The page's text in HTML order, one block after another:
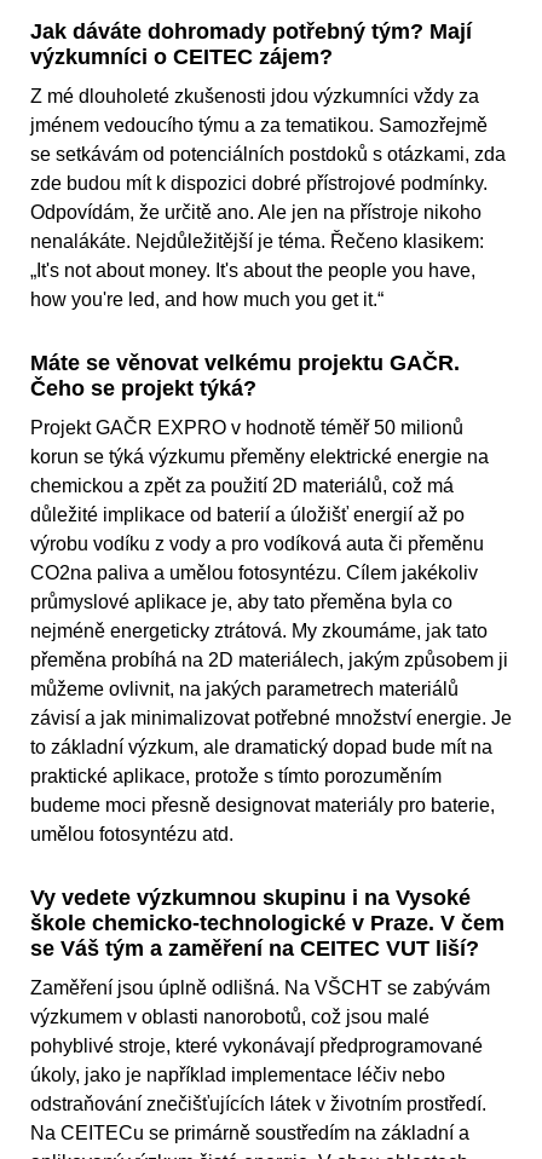
Jak dáváte dohromady potřebný tým? Mají
výzkumníci o CEITEC zájem?
Z mé dlouholeté zkušenosti jdou výzkumníci vždy za
jménem vedoucího týmu a za tematikou. Samozřejmě
se setkávám od potenciálních postdoků s otázkami, zda
zde budou mít k dispozici dobré přístrojové podmínky.
Odpovídám, že určitě ano. Ale jen na přístroje nikoho
nenalákáte. Nejdůležitější je téma. Řečeno klasikem:
„It's not about money. It's about the people you have,
how you're led, and how much you get it.“
Máte se věnovat velkému projektu GAČR.
Čeho se projekt týká?
Projekt GAČR EXPRO v hodnotě téměř 50 milionů
korun se týká výzkumu přeměny elektrické energie na
chemickou a zpět za použití 2D materiálů, což má
důležité implikace od baterií a úložišť energií až po
výrobu vodíku z vody a pro vodíková auta či přeměnu
CO2na paliva a umělou fotosyntézu. Cílem jakékoliv
průmyslové aplikace je, aby tato přeměna byla co
nejméně energeticky ztrátová. My zkoumáme, jak tato
přeměna probíhá na 2D materiálech, jakým způsobem ji
můžeme ovlivnit, na jakých parametrech materiálů
závisí a jak minimalizovat potřebné množství energie. Je
to základní výzkum, ale dramatický dopad bude mít na
praktické aplikace, protože s tímto porozuměním
budeme moci přesně designovat materiály pro baterie,
umělou fotosyntézu atd.
Vy vedete výzkumnou skupinu i na Vysoké
škole chemicko-technologické v Praze. V čem
se Váš tým a zaměření na CEITEC VUT liší?
Zaměření jsou úplně odlišná. Na VŠCHT se zabývám
výzkumem v oblasti nanorobotů, což jsou malé
pohyblivé stroje, které vykonávají předprogramované
úkoly, jako je například implementace léčiv nebo
odstraňování znečišťujících látek v životním prostředí.
Na CEITECu se primárně soustředím na základní a